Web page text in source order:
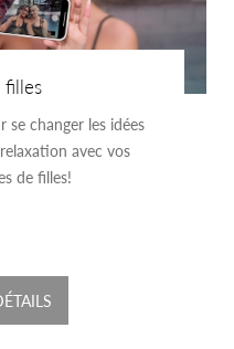
filles
changer les idées
avec vos
de filles!